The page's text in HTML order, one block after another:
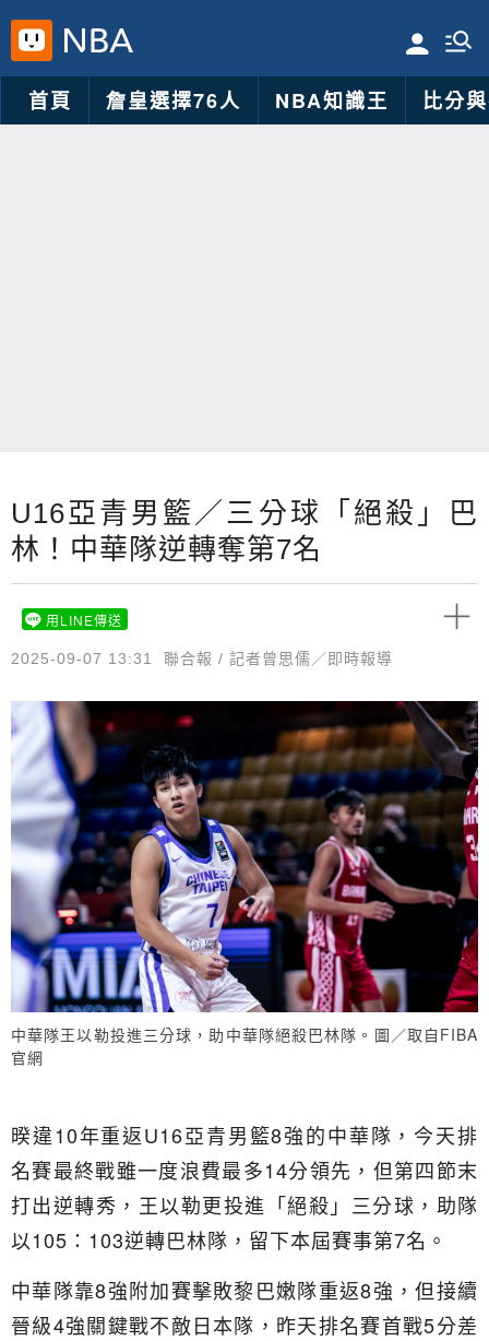
首頁 詹皇選擇76人 NBA知識王 比分
U16亞青男籃／三分球「絕殺」巴
林！中華隊逆轉奪第7名
2025-09-07 13:31 聯合報 / 記者曾思儒／即時報導
用LINE傳送
中華隊王以勒投進三分球，助中華隊絕殺巴林隊。圖／取自FIBA
官網
暌違10年重返U16亞青男籃8強的中華隊，今天排
名賽最終戰雖一度浪費最多14分領先，但第四節末
打出逆轉秀，王以勒更投進「絕殺」三分球，助隊
以105：103逆轉巴林隊，留下本屆賽事第7名。
中華隊靠8強附加賽擊敗黎巴嫩隊重返8強，但接續
晉級4強關鍵戰不敵日本隊，昨天排名賽首戰5分差